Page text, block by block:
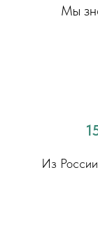
Мы
Из